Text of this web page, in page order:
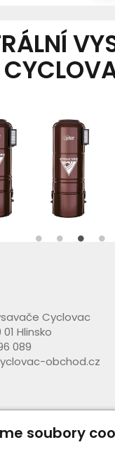
Cyclovac
01 Hlinsko
089
obchod.cz
doba
soubory